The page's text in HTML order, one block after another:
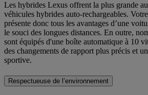
Les hybrides Lexus offrent la plus grande
véhicules hybrides auto-rechargeables.
présente donc tous les avantages d’une
le souci des longues distances. En outre,
sont équipés d'une boîte automatique à 10
des changements de rapport plus précis et
sportive.
Respectueuse de l’environnement